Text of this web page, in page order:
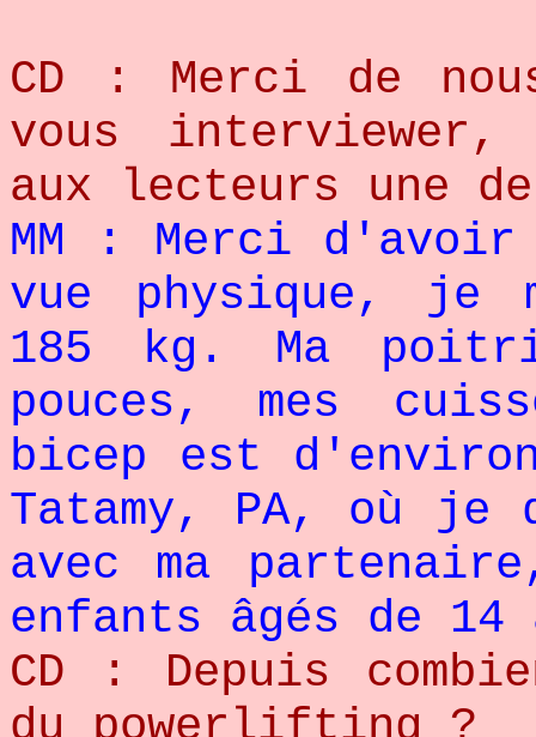
CD : Merci de
vous interviewer,
aux lecteurs une
MM : Merci d'avoir
vue physique, je
185 kg. Ma
pouces, mes
bicep est
Tatamy, PA, où je
avec ma
enfants âgés de
CD : Depuis